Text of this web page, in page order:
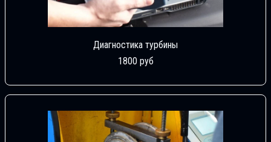
Диагностика турбины
1800 руб